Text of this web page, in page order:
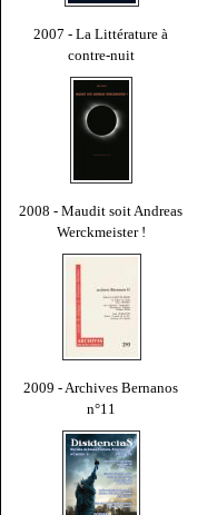
2007 - La Littérature à
contre-nuit
2008 - Maudit soit Andreas
Werckmeister !
2009 - Archives Bernanos
n°11